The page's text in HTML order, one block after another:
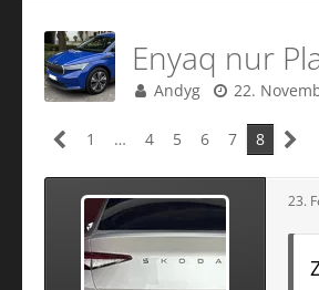
Enyaq nur
Andyg 22.
1 … 4 5 6 7 8
23.